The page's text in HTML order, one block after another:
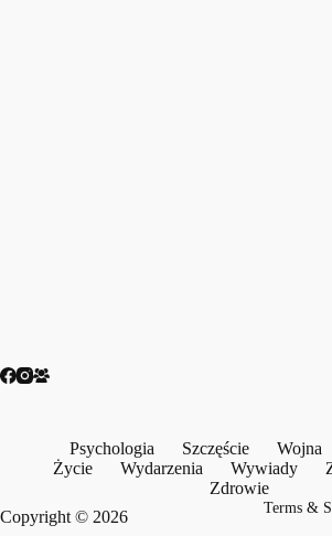
Psychologia Szczęście Wojna
Życie
Wydarzenia Wywiady
Zdrowie
Copyright © 2026
Terms &